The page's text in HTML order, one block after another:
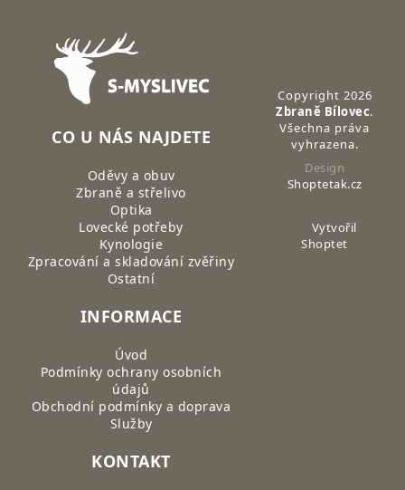
Zápatí
CO U NÁS NAJDETE
Oděvy a obuv
Zbraně a střelivo
Optika
Lovecké potřeby
Kynologie
Zpracování a skladování zvěřiny
Ostatní
INFORMACE
Úvod
Podmínky ochrany osobních
údajů
Obchodní podmínky a doprava
Služby
KONTAKT
Copyright 2026
Zbraně Bílovec.
Všechna práva
vyhrazena.
Design
Shoptetak.cz
Vytvořil
Shoptet